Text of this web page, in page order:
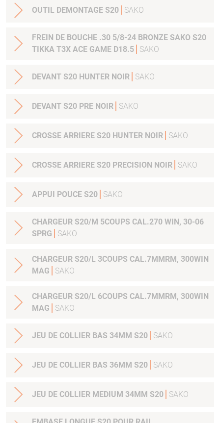
OUTIL DEMONTAGE S20 SAKO
FREIN DE BOUCHE .30 5/8-24 BRONZE SAKO S20
TIKKA T3X ACE GAME D18.5
SAKO
DEVANT S20 HUNTER NOIR SAKO
DEVANT S20 PRE NOIR SAKO
CROSSE ARRIERE S20 HUNTER NOIR SAKO
CROSSE ARRIERE S20 PRECISION NOIR SAKO
APPUI POUCE S20 SAKO
CHARGEUR S20/M 5COUPS CAL.270 WIN, 30-06
SPRG
SAKO
CHARGEUR S20/L 3COUPS CAL.7MMRM, 300WIN
MAG
SAKO
CHARGEUR S20/L 6COUPS CAL.7MMRM, 300WIN
MAG
SAKO
JEU DE COLLIER BAS 34MM S20 SAKO
JEU DE COLLIER BAS 36MM S20 SAKO
JEU DE COLLIER MEDIUM 34MM S20 SAKO